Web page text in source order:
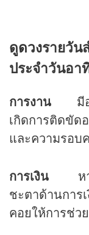
ดูดวงรายวัน
ประจำวันอา
การงาน มีอุป
เกิดการติดขัด
และความรอบ
การเงิน หาใ
ชะตาด้านการ
คอยให้การช่ว